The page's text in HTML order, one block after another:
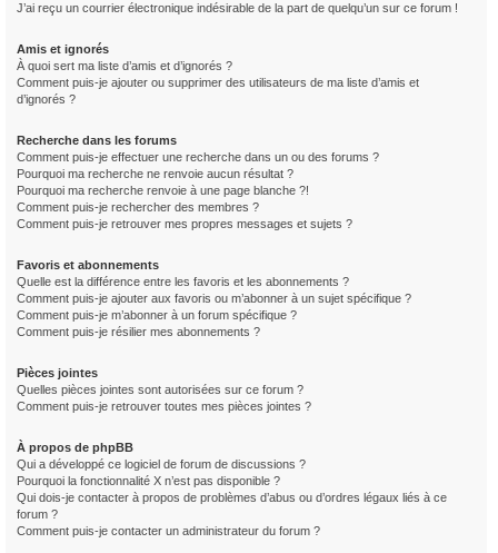
J’ai reçu un courrier électronique indésirable de la part de quelqu’un sur ce forum !
Amis et ignorés
À quoi sert ma liste d’amis et d’ignorés ?
Comment puis-je ajouter ou supprimer des utilisateurs de ma liste d’amis et
d’ignorés ?
Recherche dans les forums
Comment puis-je effectuer une recherche dans un ou des forums ?
Pourquoi ma recherche ne renvoie aucun résultat ?
Pourquoi ma recherche renvoie à une page blanche ?!
Comment puis-je rechercher des membres ?
Comment puis-je retrouver mes propres messages et sujets ?
Favoris et abonnements
Quelle est la différence entre les favoris et les abonnements ?
Comment puis-je ajouter aux favoris ou m’abonner à un sujet spécifique ?
Comment puis-je m’abonner à un forum spécifique ?
Comment puis-je résilier mes abonnements ?
Pièces jointes
Quelles pièces jointes sont autorisées sur ce forum ?
Comment puis-je retrouver toutes mes pièces jointes ?
À propos de phpBB
Qui a développé ce logiciel de forum de discussions ?
Pourquoi la fonctionnalité X n’est pas disponible ?
Qui dois-je contacter à propos de problèmes d’abus ou d’ordres légaux liés à ce
forum ?
Comment puis-je contacter un administrateur du forum ?